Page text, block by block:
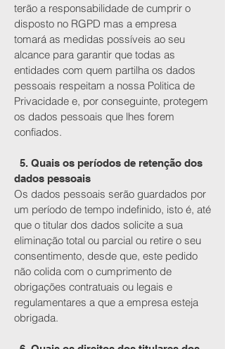
terão a responsabilidade de cumprir o
disposto no RGPD mas a empresa
tomará as medidas possíveis ao seu
alcance para garantir que todas as
entidades com quem partilha os dados
pessoais respeitam a nossa Politica de
Privacidade e, por conseguinte, protegem
os dados pessoais que lhes forem
confiados.
5. Quais os períodos de retenção dos
dados pessoais
Os dados pessoais serão guardados por
um período de tempo indefinido, isto é, até
que o titular dos dados solicite a sua
eliminação total ou parcial ou retire o seu
consentimento, desde que, este pedido
não colida com o cumprimento de
obrigações contratuais ou legais e
regulamentares a que a empresa esteja
obrigada.